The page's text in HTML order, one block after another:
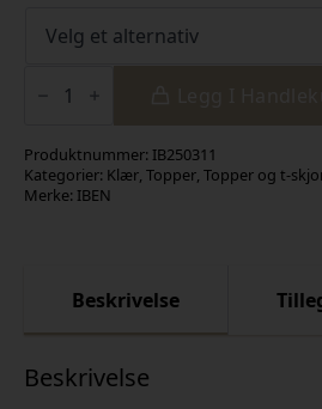
Produktnummer: IB250311
Kategorier: Klær, Topper, Topper og t-
Merke: IBEN
Beskrivelse
Beskrivelse